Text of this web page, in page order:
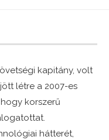
kapitány, volt
létre a 2007-es
korszerű
hátterét,